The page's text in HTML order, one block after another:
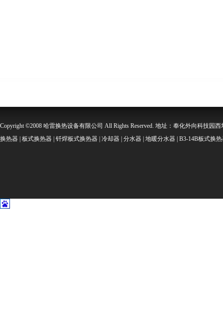
Copyright ©2008 哈雷换热设备有限公司 All Rights Reserved. 地址：奉化外向科技园
换热器 | 板式换热器 | 钎焊板式换热器 | 冷却器 | 分水器 | 地暖分水器 | B3-14B板式换